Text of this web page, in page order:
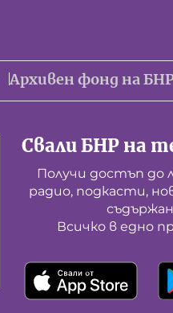
Архивен фонд на
Свали БНР на
Получи достъп до
радио, подкасти,
Всичко в едно